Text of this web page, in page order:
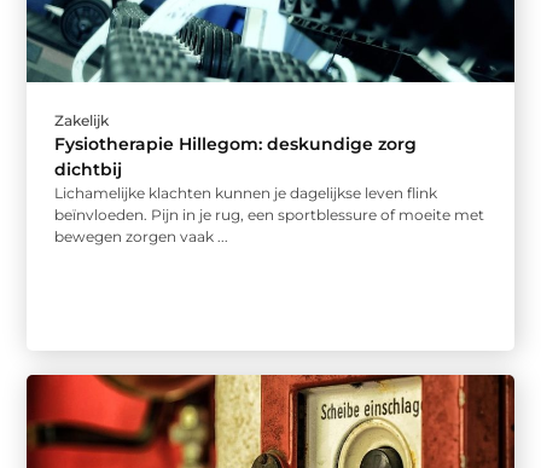
Zakelijk
Fysiotherapie Hillegom: deskundige zorg
dichtbij
Lichamelijke klachten kunnen je dagelijkse leven flink
beïnvloeden. Pijn in je rug, een sportblessure of moeite met
bewegen zorgen vaak ...